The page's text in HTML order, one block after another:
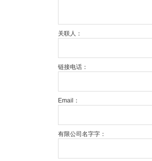
关联人：
链接电话：
Email：
有限公司名字字：